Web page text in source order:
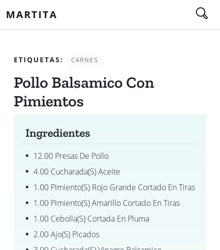
MARTITA
ETIQUETAS: CARNES
Pollo Balsamico Con
Pimientos
Ingredientes
12.00 Presas De Pollo
4.00 Cucharada(s) Aceite
1.00 Pimiento(s) Rojo Grande Cortado En Tiras
1.00 Pimiento(s) Amarillo Cortado En Tiras
1.00 Cebolla(s) Cortada En Pluma
2.00 Ajo(s) Picados